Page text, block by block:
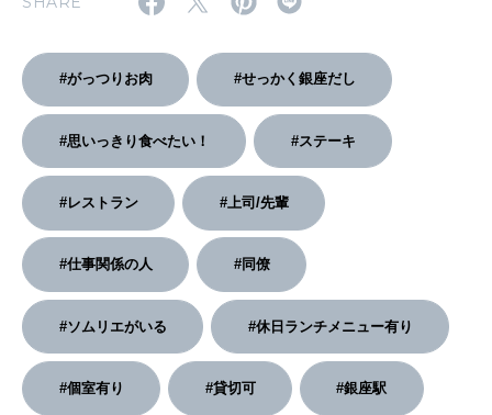
2026年1月号「猫がいれば、幸せ」
2025年12月号「お酒の新常識。」
#がっつりお肉 #せっかく銀座だし
#思いっきり食べたい！ #ステーキ
#レストラン #上司/先輩
#仕事関係の人 #同僚
#ソムリエがいる #休日ランチメニュー有り
#個室有り #貸切可 #銀座駅